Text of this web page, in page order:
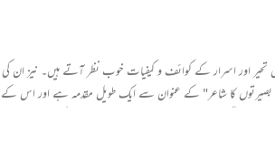
تحیر اور اسرار کے کوائف و کیفیات خوب نظر آتے ہیں۔ نیز ان
بصیرتوں کا شاعر" کے عنوان سے ایک طویل مقدمہ ہے اور اس کے
ہے ۔آگے "تراجم " کا عنوان لگا ہوا ہے اور اس کے تحت بہت